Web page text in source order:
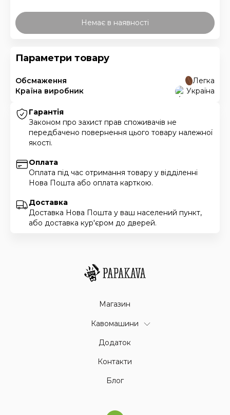
Немає в наявності
Параметри товару
Обсмаження
Легка
Країна виробник
Україна
Гарантія
Законом про захист прав споживачів не
передбачено повернення цього товару належної
якості.
Оплата
Оплата під час отримання товару у відділенні
Нова Пошта або оплата карткою.
Доставка
Доставка Нова Пошта у ваш населений пункт,
або доставка кур'єром до дверей.
Магазин
Кавомашини
Додаток
Контакти
Блог